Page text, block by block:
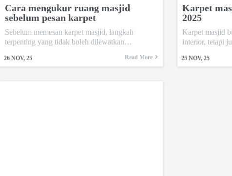
Cara mengukur ruang masjid
sebelum pesan karpet
26 NOV, 25
Sebelum memesan karpet masjid, langkah
terpenting yang tidak boleh dilewatkan…
Read More
Karpet
2025
25 NOV, 25
Karpet masjid
interior, tetapi